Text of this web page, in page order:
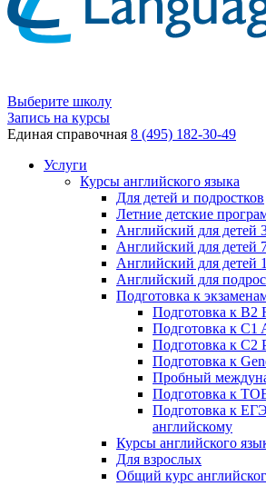
Выберите школу
Запись на курсы
Единая справочная 8 (495) 182-30-49
Услуги
Курсы английского языка
Для детей и подростков
Летние детские
Английский для детей
Английский для детей
Английский для детей
Английский для
Подготовка к
Подготовка к B2
Подготовка к C1
Подготовка к C2
Подготовка к
Пробный
Подготовка к
Подготовка к
английскому
Курсы английского
Для взрослых
Общий курс